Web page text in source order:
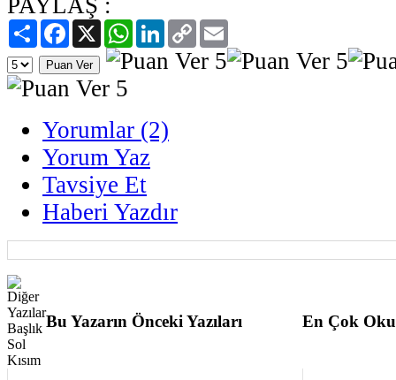
PAYLAŞ :
PaylaşFacebook
X WhatsAppLinkedIn
Copy
Link
Yorumlar (2)
Yorum Yaz
Tavsiye Et
Haberi Yazdır
Bu Yazarın Önceki Yazıları En Çok